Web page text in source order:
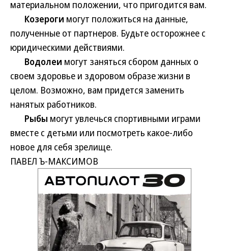
материальном положении, что пригодится вам.
Козероги могут положиться на данные,
полученные от партнеров. Будьте осторожнее с
юридическими действиями.
Водолеи могут заняться сбором данных о
своем здоровье и здоровом образе жизни в
целом. Возможно, вам придется заменить
нанятых работников.
Рыбы могут увлечься спортивными играми
вместе с детьми или посмотреть какое-либо
новое для себя зрелище.
ПАВЕЛ Ъ-МАКСИМОВ